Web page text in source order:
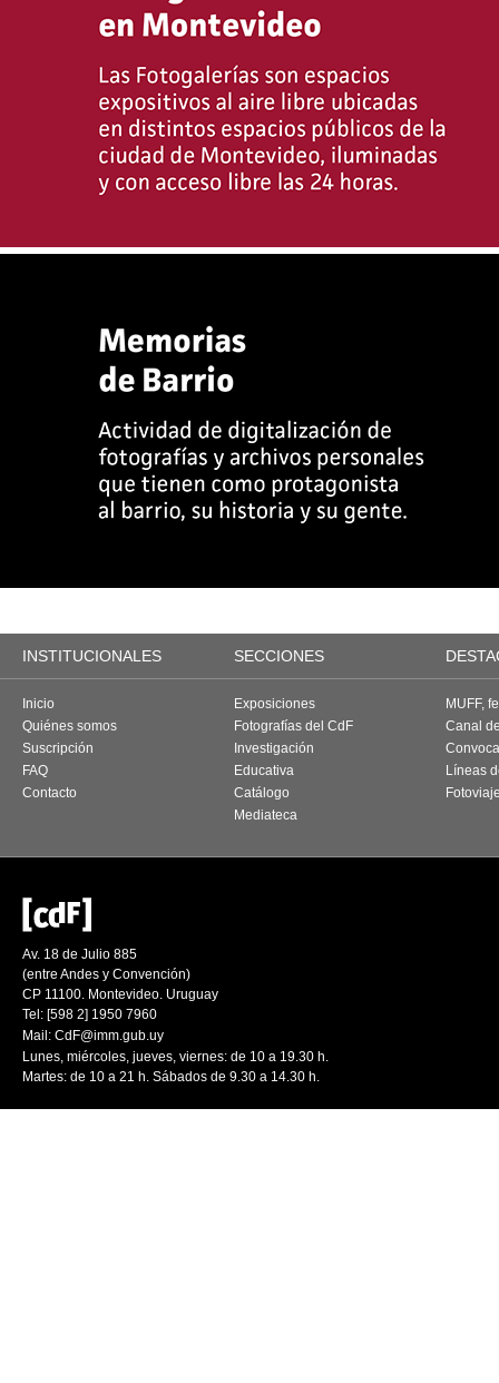
INSTITUCIONALES SECCIONES
Inicio
Quiénes somos
Suscripción
FAQ
Contacto
Exposiciones
Fotografías del CdF
Investigación
Educativa
Catálogo
Mediateca
MUFF,
Canal
Líneas
Av. 18 de Julio 885
(entre Andes y Convención)
CP 11100. Montevideo. Uruguay
Tel: [598 2] 1950 7960
Mail: CdF@imm.gub.uy
Lunes, miércoles, jueves, viernes: de 10 a 19.30 h.
Martes: de 10 a 21 h. Sábados de 9.30 a 14.30 h.